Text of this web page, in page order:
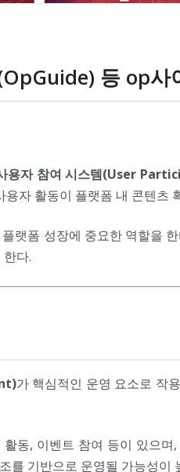
등 op
용자 참여 시스템(User
자 활동이 플랫폼 내 콘텐츠
랫폼 성장에 중요한 역할을
다.
가 핵심적인 운영 요소로 작
동, 이벤트 참여 등이 있으
를 기반으로 운영될 가능성이